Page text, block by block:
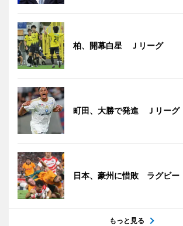
柏、開幕白星 Ｊリーグ
町田、大勝で発進 Ｊリーグ
日本、豪州に惜敗 ラグビー
もっと見る